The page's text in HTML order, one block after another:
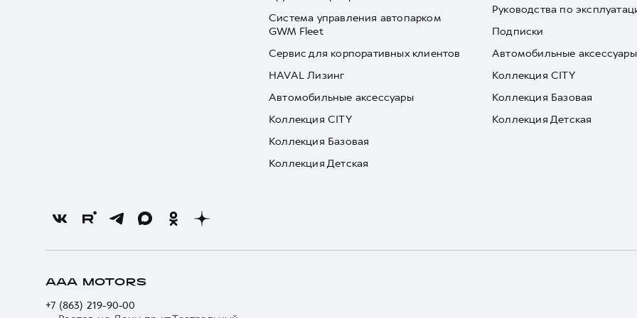
Система управления автопарком
GWM Fleet
Сервис для корпоративных клиентов
HAVAL Лизинг
Автомобильные аксессуары
Коллекция CITY
Коллекция Базовая
Коллекция Детская
Руководства по
Подписки
Автомобильные аксессуары
Коллекция CITY
Коллекция Базовая
Коллекция Детская
AAA MOTORS
+7 (863) 219-90-00